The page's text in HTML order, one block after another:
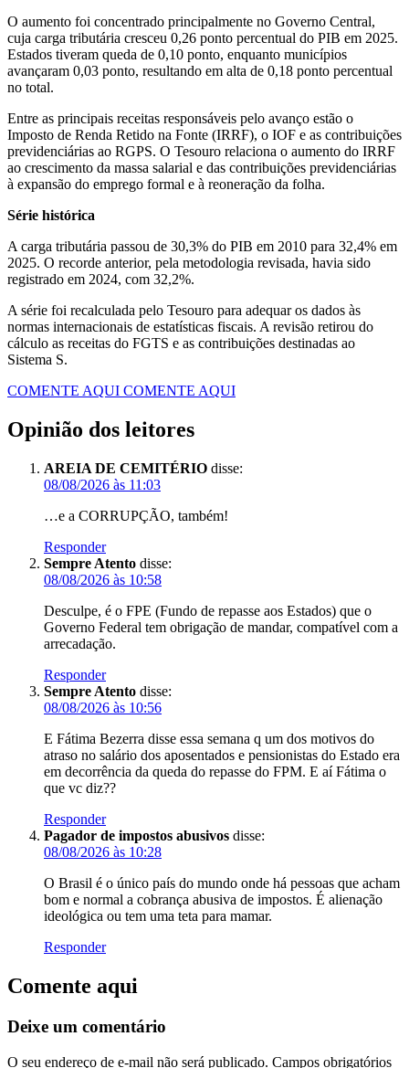
O aumento foi concentrado principalmente no Governo Central,
cuja carga tributária cresceu 0,26 ponto percentual do PIB em 2025.
Estados tiveram queda de 0,10 ponto, enquanto municípios
avançaram 0,03 ponto, resultando em alta de 0,18 ponto percentual
no total.
Entre as principais receitas responsáveis pelo avanço estão o
Imposto de Renda Retido na Fonte (IRRF), o IOF e as contribuições
previdenciárias ao RGPS. O Tesouro relaciona o aumento do IRRF
ao crescimento da massa salarial e das contribuições previdenciárias
à expansão do emprego formal e à reoneração da folha.
Série histórica
A carga tributária passou de 30,3% do PIB em 2010 para 32,4% em
2025. O recorde anterior, pela metodologia revisada, havia sido
registrado em 2024, com 32,2%.
A série foi recalculada pelo Tesouro para adequar os dados às
normas internacionais de estatísticas fiscais. A revisão retirou do
cálculo as receitas do FGTS e as contribuições destinadas ao
Sistema S.
COMENTE AQUI COMENTE AQUI
Opinião dos leitores
AREIA DE CEMITÉRIO disse:
08/08/2026 às 11:03
…e a CORRUPÇÃO, também!
Responder
Sempre Atento disse:
08/08/2026 às 10:58
Desculpe, é o FPE (Fundo de repasse aos Estados) que o
Governo Federal tem obrigação de mandar, compatível com a
arrecadação.
Responder
Sempre Atento disse:
08/08/2026 às 10:56
E Fátima Bezerra disse essa semana q um dos motivos do
atraso no salário dos aposentados e pensionistas do Estado era
em decorrência da queda do repasse do FPM. E aí Fátima o
que vc diz??
Responder
Pagador de impostos abusivos disse:
08/08/2026 às 10:28
O Brasil é o único país do mundo onde há pessoas que acham
bom e normal a cobrança abusiva de impostos. É alienação
ideológica ou tem uma teta para mamar.
Responder
Comente aqui
Deixe um comentário
O seu endereço de e-mail não será publicado. Campos obrigatórios